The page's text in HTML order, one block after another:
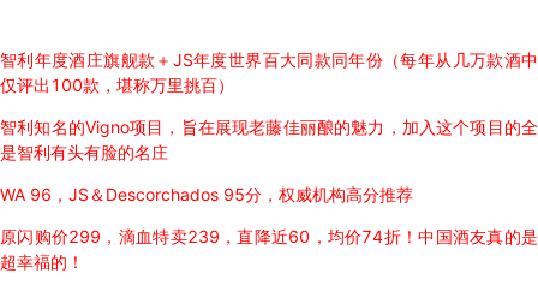
智利年度酒庄旗舰款＋JS年度世界百大同款同年份（每年从几万款酒中
仅评出100款，堪称万里挑百）
智利知名的Vigno项目，旨在展现老藤佳丽酿的魅力，加入这个项目的全
是智利有头有脸的名庄
WA 96，JS＆Descorchados 95分，权威机构高分推荐
原闪购价299，滴血特卖239，直降近60，均价74折！中国酒友真的是
超幸福的！